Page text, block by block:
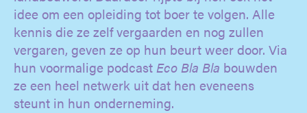
idee om een opleiding tot boer te volgen. Alle
kennis die ze zelf vergaarden en nog zullen
vergaren, geven ze op hun beurt weer door. Via
hun voormalige podcastEco Bla Bla bouwden
ze een heel netwerk uit dat hen eveneens
steunt in hun onderneming.